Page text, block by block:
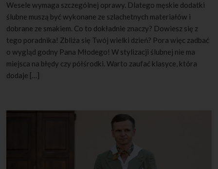
Wesele wymaga szczególnej oprawy. Dlatego męskie dodatki
ślubne muszą być wykonane ze szlachetnych materiałów i
dobrane ze smakiem. Co to dokładnie znaczy? Dowiesz się z
tego poradnika! Zbliża się Twój wielki dzień? Pora więc zadbać
o wygląd godny Pana Młodego! W stylizacji ślubnej nie ma
miejsca na błędy czy półśrodki. Warto zaufać klasyce, która
dodaje […]